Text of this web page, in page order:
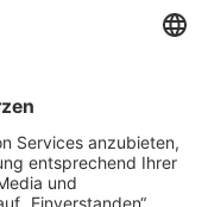
und
Online-